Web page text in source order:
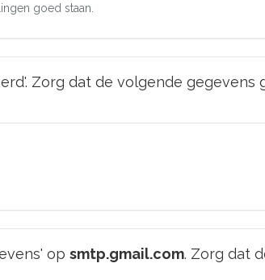
goed staan.
Zorg dat de volgende gegevens
op smtp.gmail.com. Zorg dat